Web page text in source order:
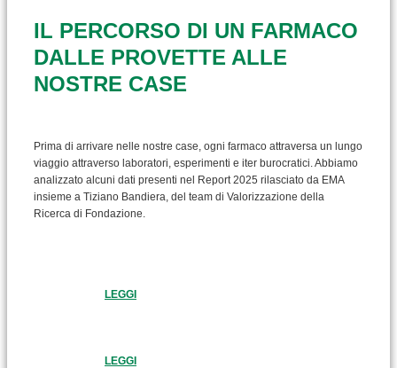
IL PERCORSO DI UN FARMACO
DALLE PROVETTE ALLE
NOSTRE CASE
Prima di arrivare nelle nostre case, ogni farmaco attraversa un lungo
viaggio attraverso laboratori, esperimenti e iter burocratici. Abbiamo
analizzato alcuni dati presenti nel Report 2025 rilasciato da EMA
insieme a Tiziano Bandiera, del team di Valorizzazione della
Ricerca di Fondazione.
LEGGI
LEGGI